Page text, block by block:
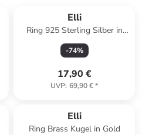
Elli
Ring 925 Sterling Silber in
Silber
-74%
17,90 €
UVP: 69,90 €*
Elli
Ring Brass Kugel in Gold